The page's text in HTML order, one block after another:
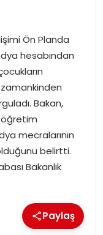
Ön Planda
hesabından
zamankinden
Bakan,
öğretim
mecralarının
belirtti.
Bakanlık
Paylaş